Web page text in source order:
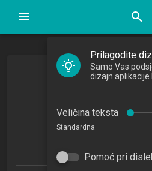
search
Poslovno
Business
2021/
Prilagodite
dizajn aplikacije
Veličina teksta
Standardna
Pomoć pri